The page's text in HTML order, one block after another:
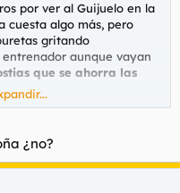
por ver al Guijuelo en la
cuesta algo más, pero
gritando
aunque vayan
que se ahorra las
importante, parece que
es un barriada ignorante
Vamos a ver qué da el
rápido y también es de los
¿no?